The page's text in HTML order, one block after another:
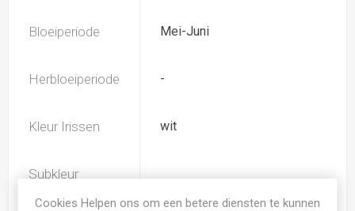
Bloeiperiode Mei-Juni
Herbloeiperiode -
Kleur Irissen wit
Subkleur
rose
Cookies Helpen ons om een betere diensten te kunnen